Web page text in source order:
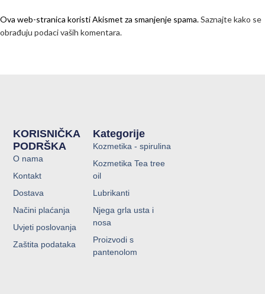
Ova web-stranica koristi Akismet za smanjenje spama.Saznajte kako se
obrađuju podaci vaših komentara.
Kategorije
Kozmetika - spirulina
Kozmetika Tea tree
oil
Lubrikanti
Njega grla usta i
nosa
Proizvodi s
pantenolom
KORISNIČKA
PODRŠKA
O nama
Kontakt
Dostava
Načini plaćanja
Uvjeti poslovanja
Zaštita podataka